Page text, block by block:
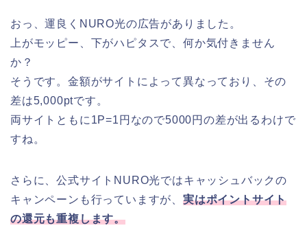
おっ、運良くNURO光の広告がありました。
上がモッピー、下がハピタスで、何か気付きません
か？
そうです。金額がサイトによって異なっており、その
差は5,000ptです。
両サイトともに1P=1円なので5000円の差が出るわけで
すね。
さらに、公式サイトNURO光ではキャッシュバックの
キャンペーンも行っていますが、 実はポイントサイト
の還元も重複します。